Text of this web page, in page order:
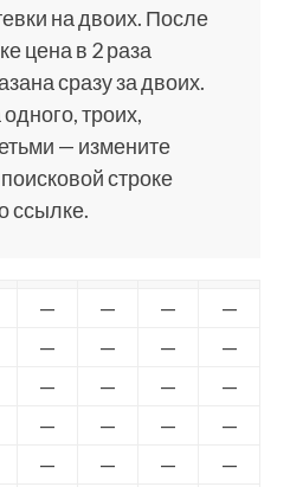
на двоих. После
цена в 2 раза
сразу за двоих.
троих,
— измените
строке
ссылке.
— — —
—
— — —
—
— — —
—
— — —
—
— — —
—